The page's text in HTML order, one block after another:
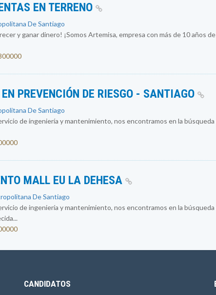
EN TERRENO
De Santiago
y ganar dinero! ¡Somos Artemisa, empresa con más de 10 años
PREVENCIÓN DE RIESGO - SANTIAGO
De Santiago
de ingeniería y mantenimiento, nos encontramos en la
MALL EU LA DEHESA
De Santiago
de ingeniería y mantenimiento, nos encontramos en la
CANDIDATOS